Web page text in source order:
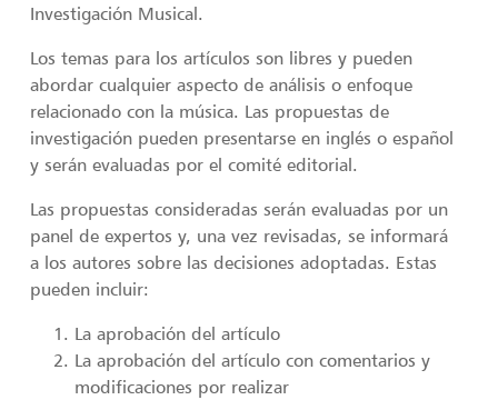
Investigación Musical.
Los temas para los artículos son libres y pueden
abordar cualquier aspecto de análisis o enfoque
relacionado con la música. Las propuestas de
investigación pueden presentarse en inglés o español
y serán evaluadas por el comité editorial.
Las propuestas consideradas serán evaluadas por un
panel de expertos y, una vez revisadas, se informará
a los autores sobre las decisiones adoptadas. Estas
pueden incluir:
La aprobación del artículo
La aprobación del artículo con comentarios y
modificaciones por realizar